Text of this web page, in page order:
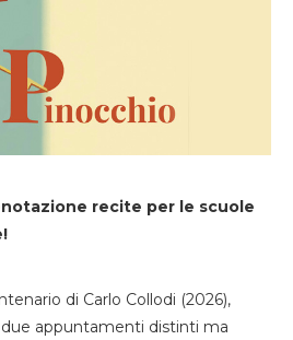
recite per le scuole
di Carlo Collodi (2026),
due appuntamenti distinti ma